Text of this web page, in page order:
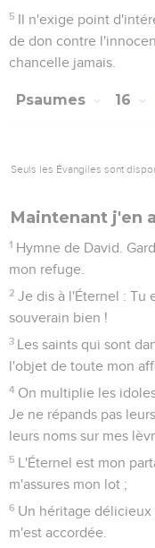
5 Il n'exige point
de don contre
chancelle jamais.
Psaumes 16
Seuls les Évangiles sont
Maintenant j'en
1 Hymne de David.
mon refuge.
2 Je dis à l'Éternel : Tu
souverain bien !
3 Les saints qui sont
l'objet de toute mon
4 On multiplie les
Je ne répands pas
leurs noms sur mes
5 L'Éternel est mon
m'assures mon lot ;
6 Un héritage délicieux
m'est accordée.